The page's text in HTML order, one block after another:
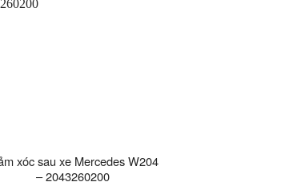
xóc sau xe Mercedes W204
– 2043260200